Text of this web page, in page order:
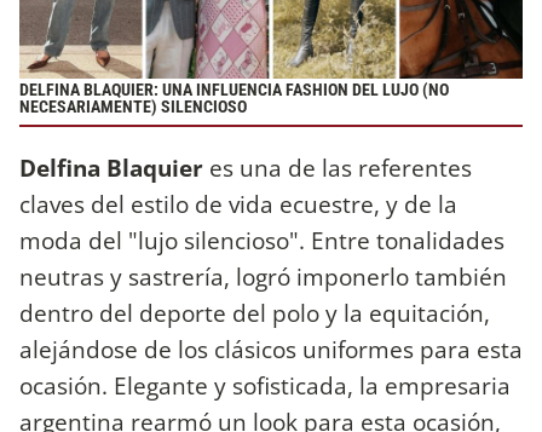
DELFINA BLAQUIER: UNA INFLUENCIA FASHION DEL LUJO (NO
NECESARIAMENTE) SILENCIOSO
Delfina Blaquier es una de las referentes
claves del estilo de vida ecuestre, y de la
moda del "lujo silencioso". Entre tonalidades
neutras y sastrería, logró imponerlo también
dentro del deporte del polo y la equitación,
alejándose de los clásicos uniformes para esta
ocasión. Elegante y sofisticada, la empresaria
argentina rearmó un look para esta ocasión,